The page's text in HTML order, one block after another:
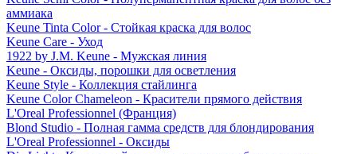
аммиака
Keune Tinta Color - Стойкая краска для волос
Keune Care - Уход
1922 by J.M. Keune - Мужская линия
Keune - Оксиды, порошки для осветления
Keune Style - Коллекция стайлинга
Keune Color Chameleon - Красители прямого действия
L'Oreal Professionnel (Франция)
Blond Studio - Полная гамма средств для блондирования
L'Oreal Professionnel - Оксиды